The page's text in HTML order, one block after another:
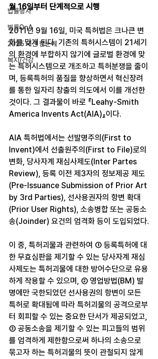
법률행사
법률QnA
2025 대선 한눈에
복지/건강
월 16일부터 단계적으로 시행
2011년 9월 16일, 미국 특허법은 크나큰 변
화를 맞게 된다. 기존의 특허시스템이 21세기
의 환경에 부합하지 않기에 글로벌 환경에 맞
는 특허시스템으로 개조하고 특허분쟁을 줄이
며, 등록특허의 품질을 향상하면서 혁신장려
를 통한 일자리 창출의 의도에서 이를 개선한
것이다. 그 결과물이 바로 『Leahy-Smith
America Invents Act(AIA)』이다.
AIA 특허법에서는 선발명주의(First to
Invent)에서 선출원주의(First to File)로의
변화, 당사자계 재심사제도(Inter Partes
Review), 등록 이전 제3자의 정보제공 제도
(Pre-Issuance Submission of Prior Art
by 3rd Parties), 선사용권자의 항변 확대
(Prior User Rights), 소송병합 또는 공동소
송(Joinder) 요건의 엄격화 등이 도입되었다.
이 중, 특허괴물과 관련하여 ① 등록특허에 대
한 무효심판을 제기할 수 있는 당사자계 재심
사제도는 특허괴물에 대한 방어수단으로 유용
하게 작용할 수 있으며, ② 영업방법(BM) 발
명에만 국한되었던 선사용권의 항변이 모든
특허로 확대됨에 따라 특허괴물의 공격으로부
터 회피할 수 있는 중요한 단서가 제공되었고,
③ 공동소송을 제기할 수 있는 피고들의 범위
를 엄격하게 제한함으로써 하나의 소송으로
묶고자 하는 특허괴물의 뜻이 관철되지 않게